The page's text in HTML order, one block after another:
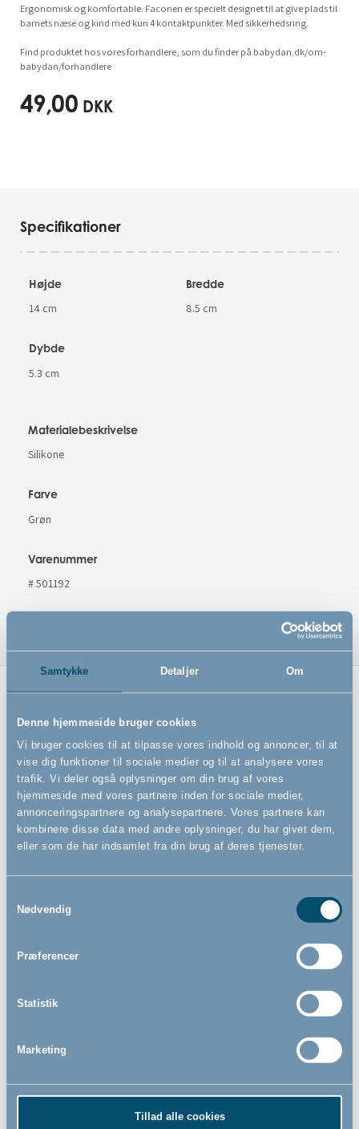
Samtykke Detaljer Om
Denne hjemmeside bruger cookies
Vi bruger cookies til at tilpasse vores indhold og annoncer, til at
vise dig funktioner til sociale medier og til at analysere vores
trafik. Vi deler også oplysninger om din brug af vores
hjemmeside med vores partnere inden for sociale medier,
annonceringspartnere og analysepartnere. Vores partnere kan
kombinere disse data med andre oplysninger, du har givet dem,
eller som de har indsamlet fra din brug af deres tjenester.
Nødvendig
Præferencer
Statistik
Marketing
Tillad alle cookies
Ergonomisk og komfortable. Faconen er specielt designet til at give plads til
barnets næse og kind med kun 4 kontaktpunkter. Med sikkerhedsring.
Find produktet hos vores forhandlere, som du finder på babydan.dk/om-
babydan/forhandlere
49,00 DKK
Specifikationer
Højde
14 cm
Bredde
8.5 cm
Dybde
5.3 cm
Materialebeskrivelse
Silikone
Farve
Grøn
Varenummer
# 501192
Sut Physio comfort, orange,
silicone 12m+/16-36m,
49,00
Sut Physio comfort, green,
silicone 12m+, Chicco